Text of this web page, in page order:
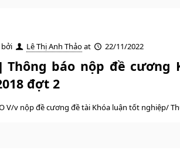
Lê Thị Anh Thảoat 22/11/2022
Thông báo nộp đề
đợt 2
V/v nộp đề cương đề tài Khóa luận tốt nghiệp/